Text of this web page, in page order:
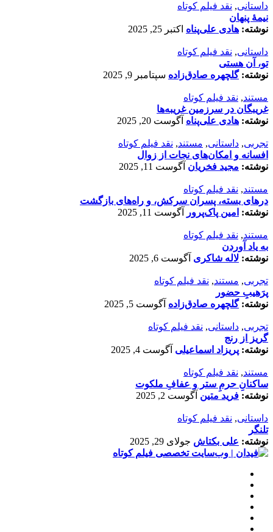
داستانی, نقد فیلم کوتاه
نیمۀ پنهان
نوشته: هادی علی‌پناه اکتبر 25, 2025
داستانی, نقد فیلم کوتاه
تو، آن هستی
نوشته:گلچهره صادق‌زاده سپتامبر 9, 2025
مستند, نقد فیلم کوتاه
غریبگان در سرزمین غریبه‌ها
نوشته: هادی علی‌پناه آگوست 20, 2025
تجربی, داستانی, مستند, نقد فیلم کوتاه
افسانه‌ و امکان‌های نجات از زوال
نوشته: مجید فخریان آگوست 11, 2025
مستند, نقد فیلم کوتاه
درهای بسته، پسران سرکش، و راه‌های بازگشت
نوشته: امین پاک‌پرور آگوست 11, 2025
مستند, نقد فیلم کوتاه
به یاد آوردن
نوشته: لاله شاکری آگوست 6, 2025
تجربی, مستند, نقد فیلم کوتاه
پرَهیب‌ِ حضور
نوشته:گلچهره صادق‌زاده آگوست 5, 2025
تجربی, داستانی, نقد فیلم کوتاه
گریز از رنج
نوشته: پریزاد اسماعیلی آگوست 4, 2025
مستند, نقد فیلم کوتاه
ساکنانِ حرمِ ستر و عفافِ ملکوت
نوشته: فرید متین آگوست 2, 2025
داستانی, نقد فیلم کوتاه
تلنگر
نوشته: علی بکتاش جولای 29, 2025